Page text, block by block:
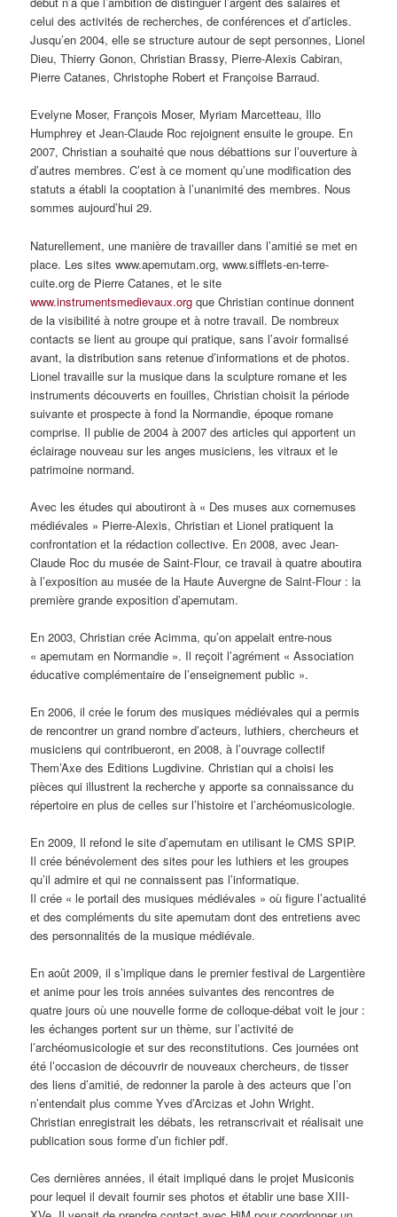
celui des activités de recherches, de conférences et d’articles.
Jusqu’en 2004, elle se structure autour de sept personnes, Lionel
Dieu, Thierry Gonon, Christian Brassy, Pierre-Alexis Cabiran,
Pierre Catanes, Christophe Robert et Françoise Barraud.
Evelyne Moser, François Moser, Myriam Marcetteau, Illo
Humphrey et Jean-Claude Roc rejoignent ensuite le groupe. En
2007, Christian a souhaité que nous débattions sur l’ouverture à
d’autres membres. C’est à ce moment qu’une modification des
statuts a établi la cooptation à l’unanimité des membres. Nous
sommes aujourd’hui 29.
Naturellement, une manière de travailler dans l’amitié se met en
place. Les sites www.apemutam.org, www.sifflets-en-terre-
cuite.org de Pierre Catanes, et le site
www.instrumentsmedievaux.org que Christian continue donnent
de la visibilité à notre groupe et à notre travail. De nombreux
contacts se lient au groupe qui pratique, sans l’avoir formalisé
avant, la distribution sans retenue d’informations et de photos.
Lionel travaille sur la musique dans la sculpture romane et les
instruments découverts en fouilles, Christian choisit la période
suivante et prospecte à fond la Normandie, époque romane
comprise. Il publie de 2004 à 2007 des articles qui apportent un
éclairage nouveau sur les anges musiciens, les vitraux et le
patrimoine normand.
Avec les études qui aboutiront à « Des muses aux cornemuses
médiévales » Pierre-Alexis, Christian et Lionel pratiquent la
confrontation et la rédaction collective. En 2008, avec Jean-
Claude Roc du musée de Saint-Flour, ce travail à quatre aboutira
à l’exposition au musée de la Haute Auvergne de Saint-Flour : la
première grande exposition d’apemutam.
En 2003, Christian crée Acimma, qu’on appelait entre-nous
« apemutam en Normandie ». Il reçoit l’agrément « Association
éducative complémentaire de l’enseignement public ».
En 2006, il crée le forum des musiques médiévales qui a permis
de rencontrer un grand nombre d’acteurs, luthiers, chercheurs et
musiciens qui contribueront, en 2008, à l’ouvrage collectif
Them’Axe des Editions Lugdivine. Christian qui a choisi les
pièces qui illustrent la recherche y apporte sa connaissance du
répertoire en plus de celles sur l’histoire et l’archéomusicologie.
En 2009, Il refond le site d’apemutam en utilisant le CMS SPIP.
Il crée bénévolement des sites pour les luthiers et les groupes
qu’il admire et qui ne connaissent pas l’informatique.
Il crée « le portail des musiques médiévales » où figure l’actualité
et des compléments du site apemutam dont des entretiens avec
des personnalités de la musique médiévale.
En août 2009, il s’implique dans le premier festival de Largentière
et anime pour les trois années suivantes des rencontres de
quatre jours où une nouvelle forme de colloque-débat voit le jour :
les échanges portent sur un thème, sur l’activité de
l’archéomusicologie et sur des reconstitutions. Ces journées ont
été l’occasion de découvrir de nouveaux chercheurs, de tisser
des liens d’amitié, de redonner la parole à des acteurs que l’on
n’entendait plus comme Yves d’Arcizas et John Wright.
Christian enregistrait les débats, les retranscrivait et réalisait une
publication sous forme d’un fichier pdf.
Ces dernières années, il était impliqué dans le projet Musiconis
pour lequel il devait fournir ses photos et établir une base XIII-